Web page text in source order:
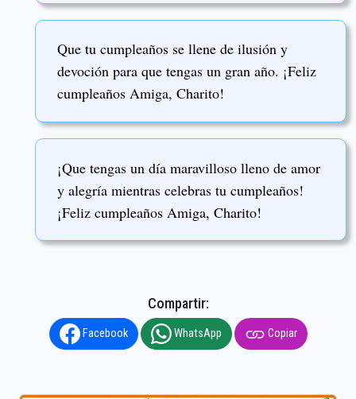
Que tu cumpleaños se llene de ilusión y
devoción para que tengas un gran año. ¡Feliz
cumpleaños Amiga, Charito!
¡Que tengas un día maravilloso lleno de amor
y alegría mientras celebras tu cumpleaños!
¡Feliz cumpleaños Amiga, Charito!
Compartir:
Facebook WhatsApp Copiar